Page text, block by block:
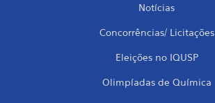
Notícias
Concorrências/ Licitações
Eleições no IQUSP
Olimpíadas de Química